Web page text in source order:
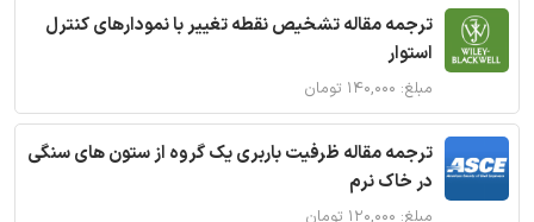
ترجمه مقاله تشخیص نقطه تغییر با نمودارهای کنترل
استوار
مبلغ: ۱۴۰,۰۰۰ تومان
ترجمه مقاله ظرفیت باربری یک گروه از ستون های سنگی
در خاک نرم
مبلغ: ۱۲۰,۰۰۰ تومان